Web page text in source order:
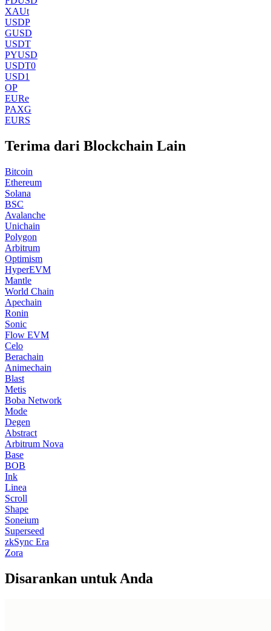
XAUt
USDP
GUSD
USDT
PYUSD
USDT0
USD1
OP
EURe
PAXG
EURS
Terima dari Blockchain Lain
Bitcoin
Ethereum
Solana
BSC
Avalanche
Unichain
Polygon
Arbitrum
Optimism
HyperEVM
Mantle
World Chain
Apechain
Ronin
Sonic
Flow EVM
Celo
Berachain
Animechain
Blast
Metis
Boba Network
Mode
Degen
Abstract
Arbitrum Nova
Base
BOB
Ink
Linea
Scroll
Shape
Soneium
Superseed
zkSync Era
Zora
Disarankan untuk Anda